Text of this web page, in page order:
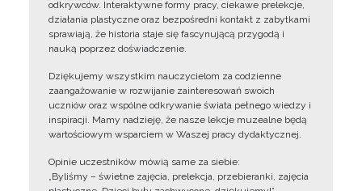
odkrywców. Interaktywne formy pracy, ciekawe prelekcje,
działania plastyczne oraz bezpośredni kontakt z zabytkami
sprawiają, że historia staje się fascynującą przygodą i
nauką poprzez doświadczenie.
Dziękujemy wszystkim nauczycielom za codzienne
zaangażowanie w rozwijanie zainteresowań swoich
uczniów oraz wspólne odkrywanie świata pełnego wiedzy i
inspiracji. Mamy nadzieję, że nasze lekcje muzealne będą
wartościowym wsparciem w Waszej pracy dydaktycznej.
Opinie uczestników mówią same za siebie:
„Byliśmy – świetne zajęcia, prelekcja, przebieranki, zajęcia